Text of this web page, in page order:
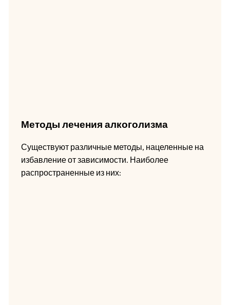
Методы лечения алкоголизма
Существуют различные методы, нацеленные на
избавление от зависимости. Наиболее
распространенные из них: